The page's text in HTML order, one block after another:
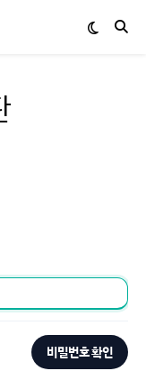
비밀번호 확인